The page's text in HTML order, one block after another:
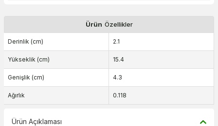
Ürün Özellikler
Derinlik (cm) 2.1
Yükseklik (cm) 15.4
Genişlik (cm) 4.3
Ağırlık 0.118
Ürün Açıklaması